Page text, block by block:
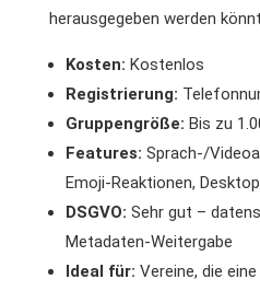
herausgegeben werden
Kosten: Kostenlos
Registrierung:
Gruppengröße: Bis zu
Features: Sprach-/
Emoji-Reaktionen,
DSGVO: Sehr gut –
Metadaten-Weitergabe
Ideal für: Vereine, die